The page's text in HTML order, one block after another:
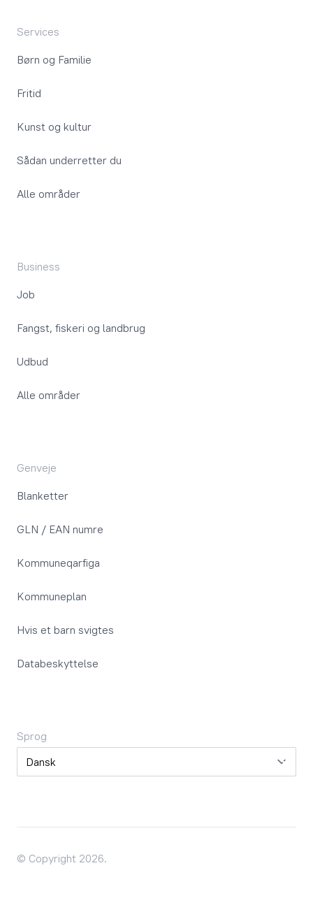
Services
Børn og Familie
Fritid
Kunst og kultur
Sådan underretter du
Alle områder
Business
Job
Fangst, fiskeri og landbrug
Udbud
Alle områder
Genveje
Blanketter
GLN / EAN numre
Kommuneqarfiga
Kommuneplan
Hvis et barn svigtes
Databeskyttelse
Sprog
Sprog
© Copyright 2026.